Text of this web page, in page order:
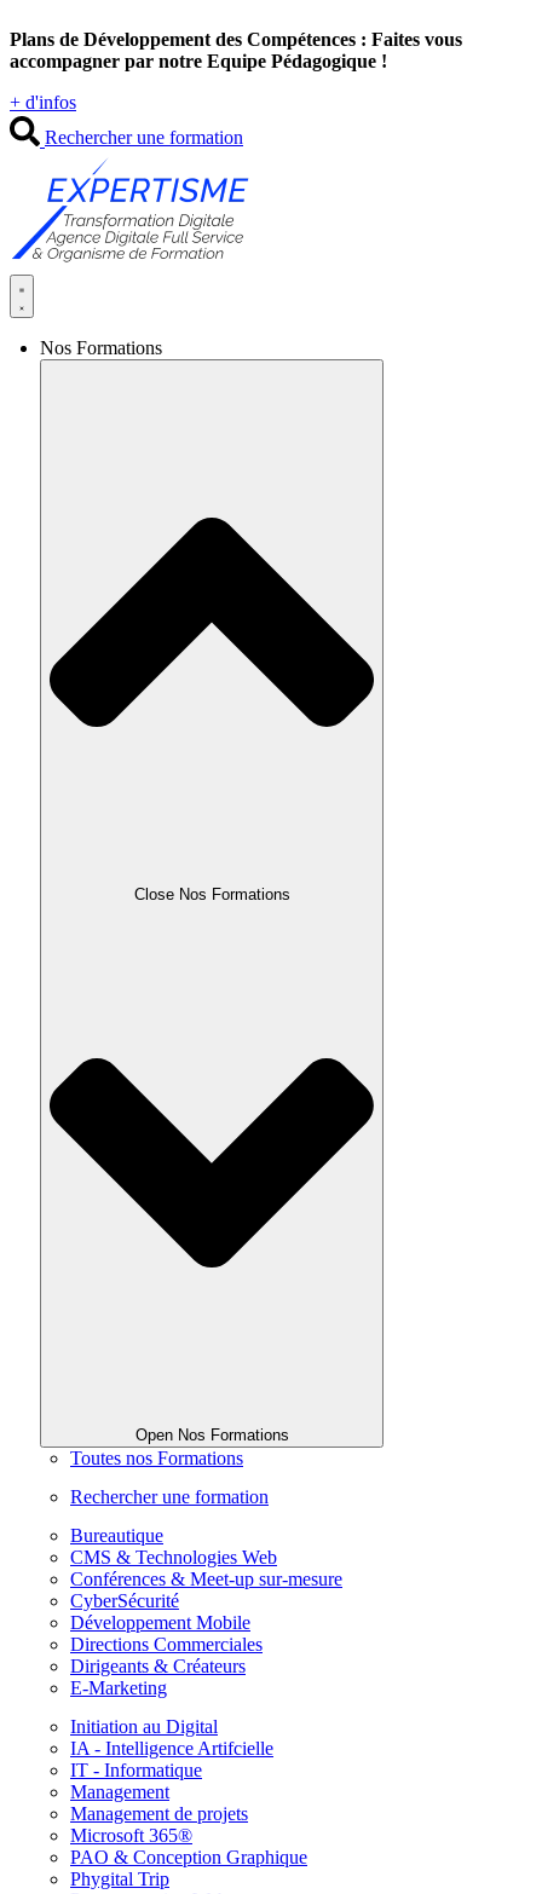
au
contenu
Plans de Développement des Compétences : Faites vous
accompagner par notre Equipe Pédagogique !
+ d'infos
Rechercher une formation
Nos Formations
Close Nos Formations
Open Nos Formations
Toutes nos Formations
Rechercher une formation
Bureautique
CMS & Technologies Web
Conférences & Meet-up sur-mesure
CyberSécurité
Développement Mobile
Directions Commerciales
Dirigeants & Créateurs
E-Marketing
Initiation au Digital
IA - Intelligence Artifcielle
IT - Informatique
Management
Management de projets
Microsoft 365®
PAO & Conception Graphique
Phygital Trip